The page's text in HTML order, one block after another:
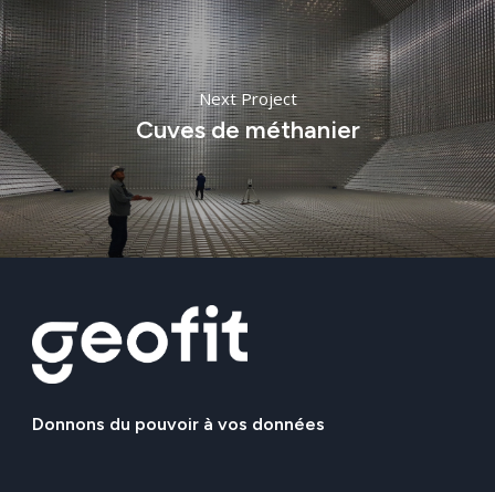
Next Project
Cuves de méthanier
Donnons du pouvoir à vos données